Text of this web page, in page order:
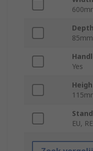
Depth
85mm
Yes
EU,